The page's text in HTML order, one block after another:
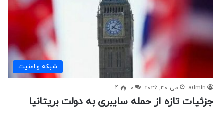
شبكه و امنيت
admin می 30, 2026 0
4
جزئیات تازه از حمله سایبری به دولت بریتانیا